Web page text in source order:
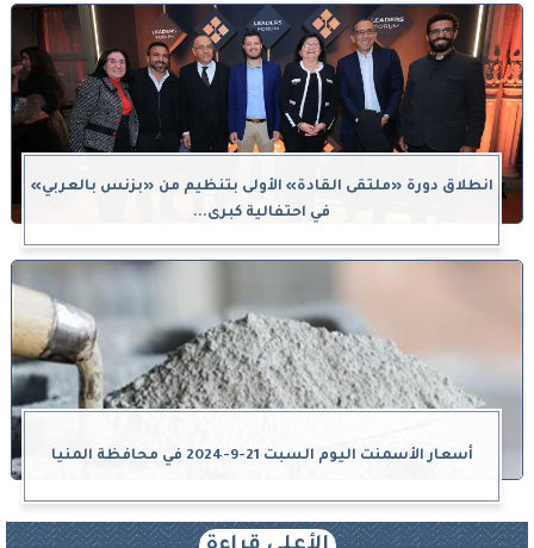
انطلاق دورة «ملتقى القادة» الأولى بتنظيم من «بزنس بالعربي»
في احتفالية كبرى...
أسعار الأسمنت اليوم السبت 21-9-2024 في محافظة المنيا